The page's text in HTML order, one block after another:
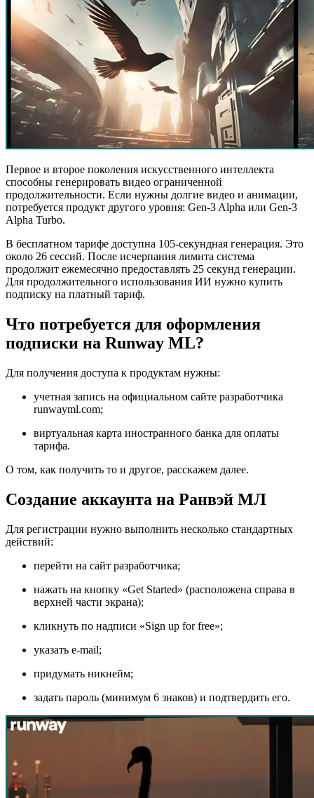
Первое и второе поколения искусственного интеллекта
способны генерировать видео ограниченной
продолжительности. Если нужны долгие видео и анимации,
потребуется продукт другого уровня: Gen-3 Alpha или Gen-3
Alpha Turbo.
В бесплатном тарифе доступна 105-секундная генерация. Это
около 26 сессий. После исчерпания лимита система
продолжит ежемесячно предоставлять 25 секунд генерации.
Для продолжительного использования ИИ нужно купить
подписку на платный тариф.
Что потребуется для оформления
подписки на Runway ML?
Для получения доступа к продуктам нужны:
учетная запись на официальном сайте разработчика
runwayml.com;
виртуальная карта иностранного банка для оплаты
тарифа.
О том, как получить то и другое, расскажем далее.
Создание аккаунта на Ранвэй МЛ
Для регистрации нужно выполнить несколько стандартных
действий:
перейти на сайт разработчика;
нажать на кнопку «Get Started» (расположена справа в
верхней части экрана);
кликнуть по надписи «Sign up for free»;
указать e-mail;
придумать никнейм;
задать пароль (минимум 6 знаков) и подтвердить его.